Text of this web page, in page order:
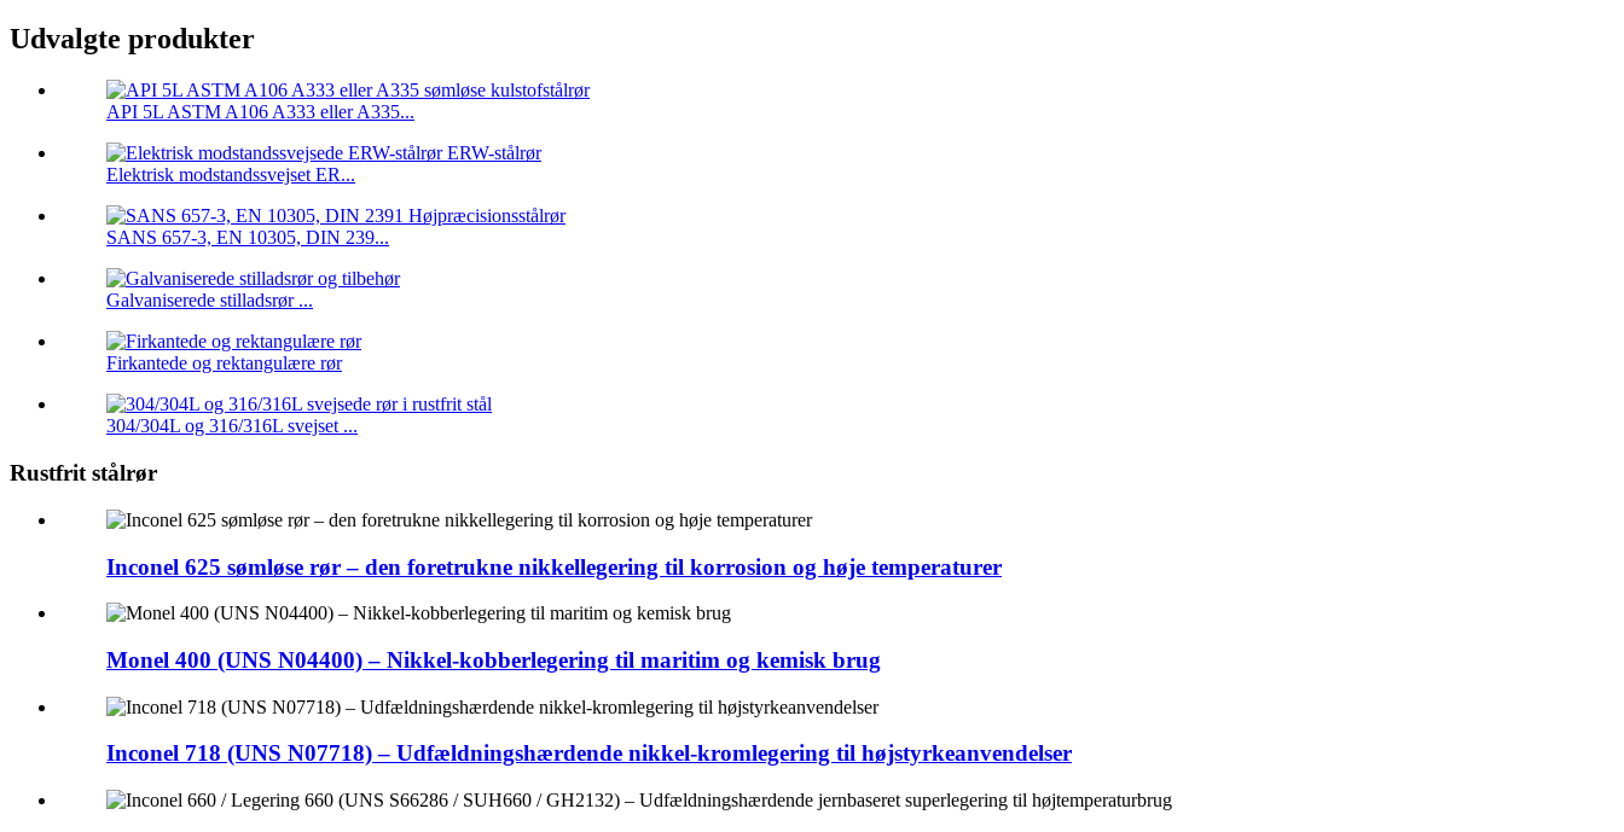
Udvalgte produkter
API 5L ASTM A106 A333 eller A335...
Elektrisk modstandssvejset ER...
SANS 657-3, EN 10305, DIN 239...
Galvaniserede stilladsrør ...
Firkantede og rektangulære rør
304/304L og 316/316L svejset ...
Rustfrit stålrør
Inconel 625 sømløse rør – den foretrukne nikkellegering til korrosion og høje temperaturer
Monel 400 (UNS N04400) – Nikkel-kobberlegering til maritim og kemisk brug
Inconel 718 (UNS N07718) – Udfældningshærdende nikkel-kromlegering til højstyrkeanvendelser